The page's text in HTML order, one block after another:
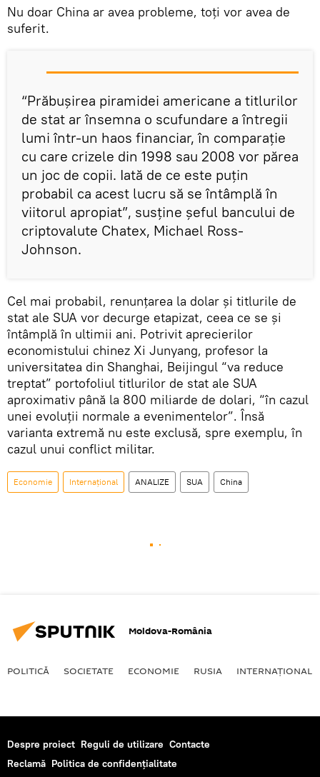
Nu doar China ar avea probleme, toți vor avea de
suferit.
“Prăbușirea piramidei americane a titlurilor
de stat ar însemna o scufundare a întregii
lumi într-un haos financiar, în comparație
cu care crizele din 1998 sau 2008 vor părea
un joc de copii. Iată de ce este puțin
probabil ca acest lucru să se întâmplă în
viitorul apropiat”, susține șeful bancului de
criptovalute Chatex, Michael Ross-
Johnson.
Cel mai probabil, renunțarea la dolar și titlurile de
stat ale SUA vor decurge etapizat, ceea ce se și
întâmplă în ultimii ani. Potrivit aprecierilor
economistului chinez Xi Junyang, profesor la
universitatea din Shanghai, Beijingul “va reduce
treptat” portofoliul titlurilor de stat ale SUA
aproximativ până la 800 miliarde de dolari, “în cazul
unei evoluții normale a evenimentelor”. Însă
varianta extremă nu este exclusă, spre exemplu, în
cazul unui conflict militar.
Economie Internaţional ANALIZE SUA China
Moldova-România
POLITICĂ SOCIETATE ECONOMIE RUSIA INTERNAŢIONAL
Despre proiect Reguli de utilizare Contacte
Reclamă Politica de confidențialitate